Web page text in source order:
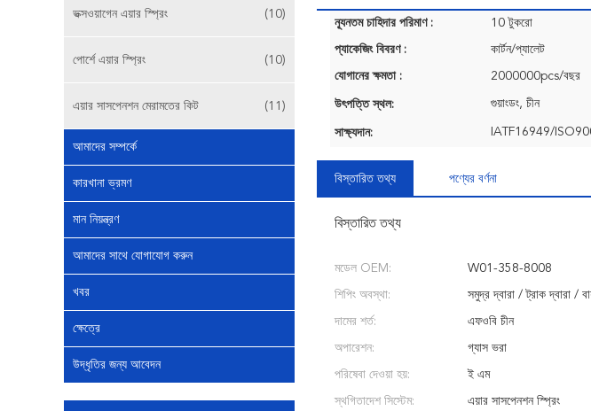
ভক্সওয়াগেন এয়ার স্প্রিং (10)
পোর্শে এয়ার স্প্রিং (10)
এয়ার সাসপেনশন মেরামতের কিট (11)
আমাদের সম্পর্কে
কারখানা ভ্রমণ
মান নিয়ন্ত্রণ
আমাদের সাথে যোগাযোগ করুন
খবর
ক্ষেত্রে
উদ্ধৃতির জন্য আবেদন
ন্যূনতম চাহিদার পরিমাণ : 10 টুকরো
প্যাকেজিং বিবরণ : কার্টন/প্যালেট
যোগানের ক্ষমতা : 2000000pcs/বছর
উৎপত্তি স্থল: গুয়াংডং, চীন
সাক্ষ্যদান: IATF16949/
বিস্তারিত তথ্য পণ্যের বর্ণনা
বিস্তারিত তথ্য
মডেল OEM: W01-358-8008
শিপিং অবস্থা: সমুদ্র দ্বারা / ট্রাক দ্বারা /
দামের শর্ত: এফওবি চীন
অপারেশন: গ্যাস ভরা
পরিষেবা দেওয়া হয়: ই এম
স্থগিতাদেশ সিস্টেম: এয়ার সাসপেনশন স্প্রিং